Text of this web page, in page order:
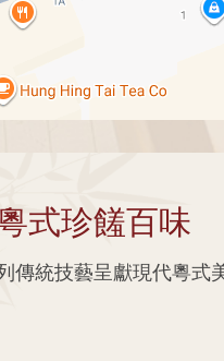
式珍饈百味
傳統技藝呈獻現代粵式